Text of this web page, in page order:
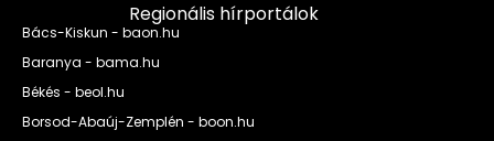
Regionális hírportálok
Bács-Kiskun - baon.hu
Baranya - bama.hu
Békés - beol.hu
Borsod-Abaúj-Zemplén - boon.hu